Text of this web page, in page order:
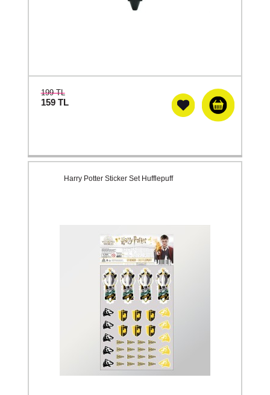
199 TL
159 TL
Harry Potter Sticker Set Hufflepuff